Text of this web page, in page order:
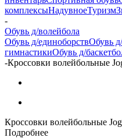
комплексыНадувноеТуризм
-
Обувь д/волейбола
Обувь д/единоборствОбувь
гимнастикиОбувь д/
-Кроссовки волейбольные
Кроссовки волейбольные
Подробнее